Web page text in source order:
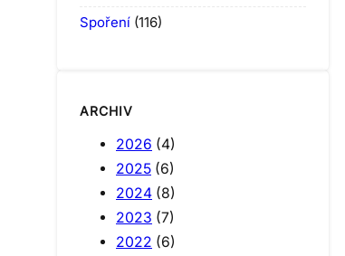
Spoření (116)
ARCHIV
2026 (4)
2025 (6)
2024 (8)
2023 (7)
2022 (6)